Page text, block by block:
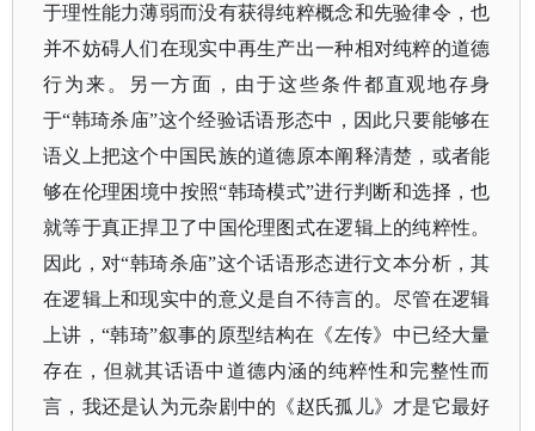
于理性能力薄弱而没有获得纯粹概念和先验律令，也
并不妨碍人们在现实中再生产出一种相对纯粹的道德
行为来。另一方面，由于这些条件都直观地存身
于“韩琦杀庙”这个经验话语形态中，因此只要能够在
语义上把这个中国民族的道德原本阐释清楚，或者能
够在伦理困境中按照“韩琦模式”进行判断和选择，也
就等于真正捍卫了中国伦理图式在逻辑上的纯粹性。
因此，对“韩琦杀庙”这个话语形态进行文本分析，其
在逻辑上和现实中的意义是自不待言的。尽管在逻辑
上讲，“韩琦”叙事的原型结构在《左传》中已经大量
存在，但就其话语中道德内涵的纯粹性和完整性而
言，我还是认为元杂剧中的《赵氏孤儿》才是它最好